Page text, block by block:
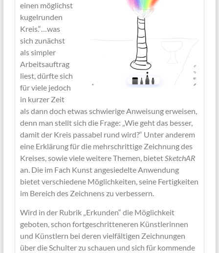
einen möglichst
kugelrunden
Kreis.“…was
sich zunächst
als simpler
Arbeitsauftrag
liest, dürfte sich
für viele jedoch
in kurzer Zeit
als dann doch etwas schwierige Anweisung erweisen,
denn man stellt sich die Frage: „Wie geht das besser,
damit der Kreis passabel rund wird?“ Unter anderem
eine Erklärung für die mehrschrittige Zeichnung des
Kreises, sowie viele weitere Themen, bietetSketchAR
an. Die im Fach Kunst angesiedelte Anwendung
bietet verschiedene Möglichkeiten, seine Fertigkeiten
im Bereich des Zeichnens zu verbessern.
Wird in der Rubrik „Erkunden“ die Möglichkeit
geboten, schon fortgeschritteneren Künstlerinnen
und Künstlern bei deren vielfältigen Zeichnungen
über die Schulter zu schauen und sich für kommende